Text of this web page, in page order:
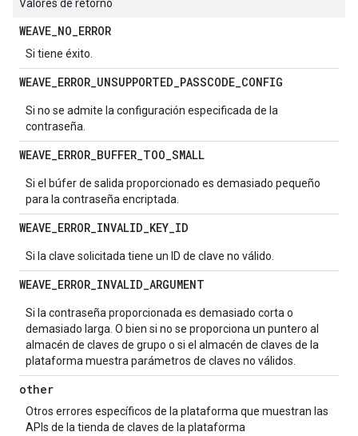
Valores de retorno
WEAVE_NO_ERROR
Si tiene éxito.
WEAVE_ERROR_UNSUPPORTED_PASSCODE_CONFIG
Si no se admite la configuración especificada de la
contraseña.
WEAVE_ERROR_BUFFER_TOO_SMALL
Si el búfer de salida proporcionado es demasiado pequeño
para la contraseña encriptada.
WEAVE_ERROR_INVALID_KEY_ID
Si la clave solicitada tiene un ID de clave no válido.
WEAVE_ERROR_INVALID_ARGUMENT
Si la contraseña proporcionada es demasiado corta o
demasiado larga. O bien si no se proporciona un puntero al
almacén de claves de grupo o si el almacén de claves de la
plataforma muestra parámetros de claves no válidos.
other
Otros errores específicos de la plataforma que muestran las
APIs de la tienda de claves de la plataforma